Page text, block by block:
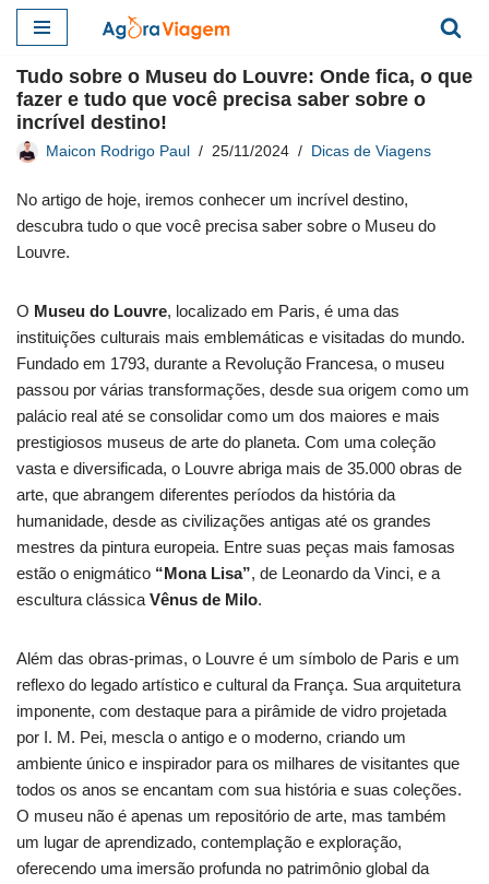
para
o
conteúdo
Tudo sobre o Museu do Louvre: Onde fica, o que
fazer e tudo que você precisa saber sobre o
incrível destino!
Maicon Rodrigo Paul 25/11/2024 Dicas de Viagens
No artigo de hoje, iremos conhecer um incrível destino,
descubra tudo o que você precisa saber sobre o Museu do
Louvre.
O Museu do Louvre, localizado em Paris, é uma das
instituições culturais mais emblemáticas e visitadas do mundo.
Fundado em 1793, durante a Revolução Francesa, o museu
passou por várias transformações, desde sua origem como um
palácio real até se consolidar como um dos maiores e mais
prestigiosos museus de arte do planeta. Com uma coleção
vasta e diversificada, o Louvre abriga mais de 35.000 obras de
arte, que abrangem diferentes períodos da história da
humanidade, desde as civilizações antigas até os grandes
mestres da pintura europeia. Entre suas peças mais famosas
estão o enigmático “Mona Lisa”, de Leonardo da Vinci, e a
escultura clássica Vênus de Milo.
Além das obras-primas, o Louvre é um símbolo de Paris e um
reflexo do legado artístico e cultural da França. Sua arquitetura
imponente, com destaque para a pirâmide de vidro projetada
por I. M. Pei, mescla o antigo e o moderno, criando um
ambiente único e inspirador para os milhares de visitantes que
todos os anos se encantam com sua história e suas coleções.
O museu não é apenas um repositório de arte, mas também
um lugar de aprendizado, contemplação e exploração,
oferecendo uma imersão profunda no patrimônio global da